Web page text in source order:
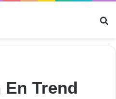
En Trend